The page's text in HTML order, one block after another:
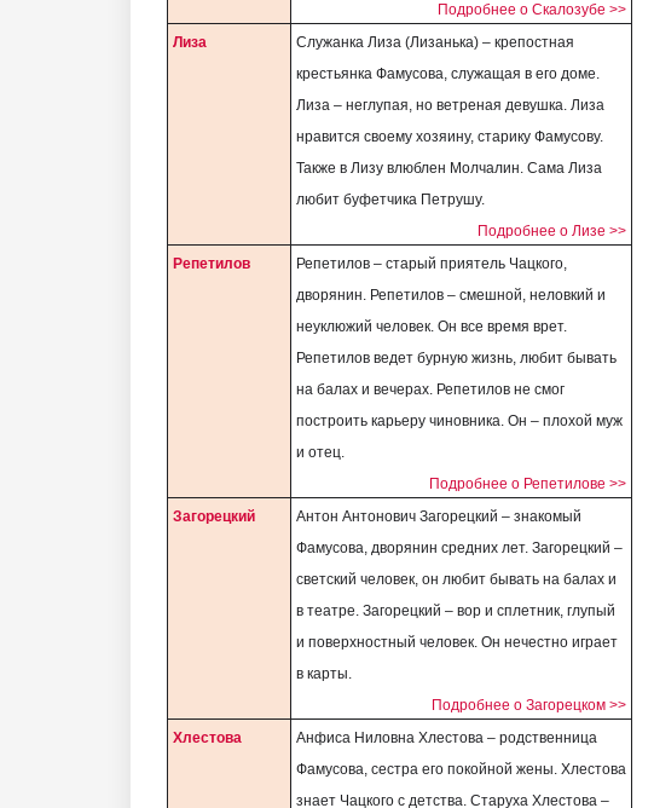
Подробнее о Скалозубе >>
Лиза
Служанка Лиза (Лизанька) – крепостная
крестьянка Фамусова, служащая в его доме.
Лиза – неглупая, но ветреная девушка. Лиза
нравится своему хозяину, старику Фамусову.
Также в Лизу влюблен Молчалин. Сама Лиза
любит буфетчика Петрушу.
Подробнее о Лизе >>
Репетилов
Репетилов – старый приятель Чацкого,
дворянин. Репетилов – смешной, неловкий и
неуклюжий человек. Он все время врет.
Репетилов ведет бурную жизнь, любит бывать
на балах и вечерах. Репетилов не смог
построить карьеру чиновника. Он – плохой муж
и отец.
Подробнее о Репетилове >>
Загорецкий
Антон Антонович Загорецкий – знакомый
Фамусова, дворянин средних лет. Загорецкий –
светский человек, он любит бывать на балах и
в театре. Загорецкий – вор и сплетник, глупый
и поверхностный человек. Он нечестно играет
в карты.
Подробнее о Загорецком >>
Хлестова
Анфиса Ниловна Хлестова – родственница
Фамусова, сестра его покойной жены. Хлестова
знает Чацкого с детства. Старуха Хлестова –